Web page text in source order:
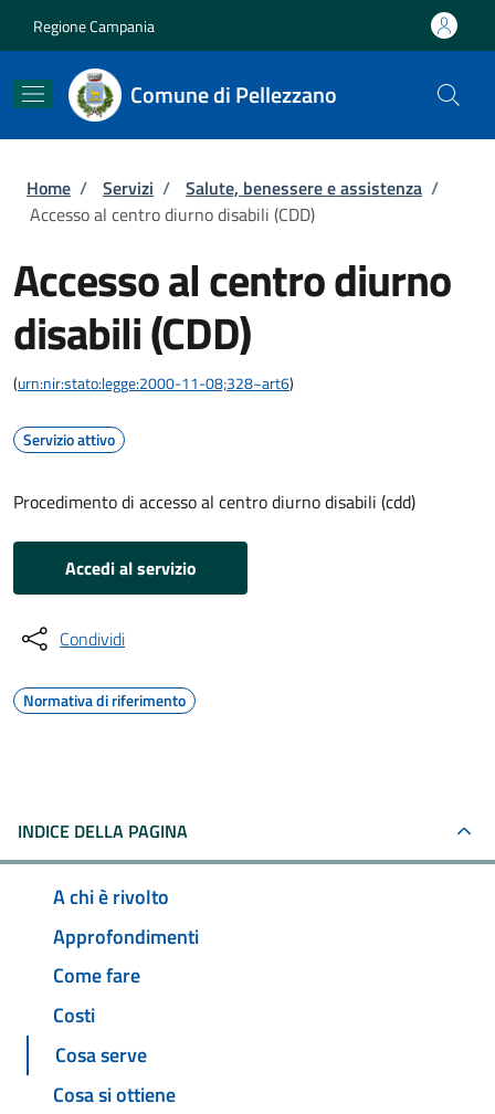
Regione Campania
Comune di Pellezzano
Briciole di pane
Home / Servizi / Salute, benessere e assistenza /
Accesso al centro diurno disabili (CDD)
Accesso al centro diurno
disabili (CDD)
(urn:nir:stato:legge:2000-11-08;328~art6)
Servizio attivo
Procedimento di accesso al centro diurno disabili (cdd)
Accedi al servizio
Condividi
Normativa di riferimento
INDICE DELLA PAGINA
A chi è rivolto
Approfondimenti
Come fare
Costi
Cosa serve
Cosa si ottiene